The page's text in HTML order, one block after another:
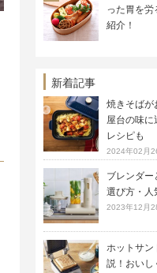
った胃を
紹介！
新着記事
焼きそばが
屋台の味に
レシピも
2024年02月
ブレンダー
選び方・人
2023年12月
ホットサン
説！おいし